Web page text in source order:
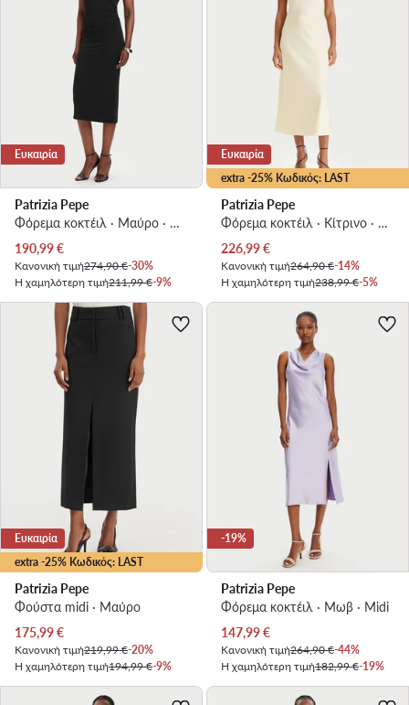
Ευκαιρία
Patrizia Pepe
Φόρεμα κοκτέιλ · Μαύρο · Midi
Τρέχουσα τιμή
190,99€
Κανονική τιμή274,90 €-30%
Η χαμηλότερη τιμή211,99 €-9%
extra -25% Κωδικός: LAST
Ευκαιρία
Patrizia Pepe
Φόρεμα κοκτέιλ · Κίτρινο · Midi
Τρέχουσα τιμή
226,99€
Κανονική τιμή264,90 €-14%
Η χαμηλότερη τιμή238,99 €-5%
extra -25% Κωδικός: LAST
Ευκαιρία
Patrizia Pepe
Φούστα midi · Μαύρο
Τρέχουσα τιμή
175,99€
Κανονική τιμή219,99 €-20%
Η χαμηλότερη τιμή194,99 €-9%
-19%
Patrizia Pepe
Φόρεμα κοκτέιλ · Μωβ · Midi
Τρέχουσα τιμή
147,99€
Κανονική τιμή264,90 €-44%
Η χαμηλότερη τιμή182,99 €-19%